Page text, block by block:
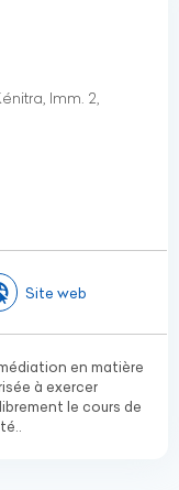
Imm. 2,
Site web
en matière
à exercer
le cours de